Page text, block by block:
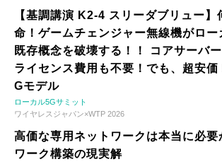
【基調講演 K2-4 スリーダブリュー】
命！ゲームチェンジャー無線機がロー
既存概念を破壊する！！ コアサーバ
ライセンス費用も不要！でも、超安
Gモデル
ローカル5Gサミット
ワイヤレスジャパン×WTP 2026
高価な専用ネットワークは本当に必要
ワーク構築の現実解